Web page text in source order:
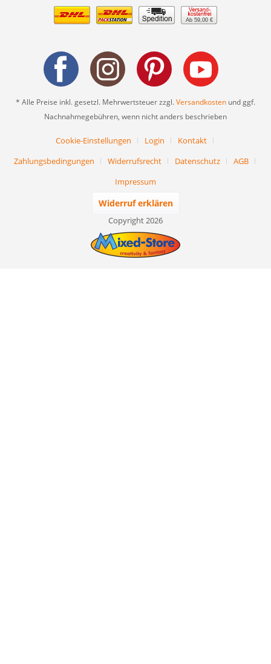
Ab 59,00 €
* Alle Preise inkl. gesetzl. Mehrwertsteuer zzgl.Versandkosten und ggf.
Nachnahmegebühren, wenn nicht anders beschrieben
Cookie-Einstellungen Login
Kontakt
Zahlungsbedingungen
Widerrufsrecht Datenschutz
AGB
Impressum
Widerruf erklären
Copyright 2026